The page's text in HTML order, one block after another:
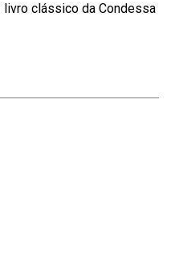
clássico da Condessa